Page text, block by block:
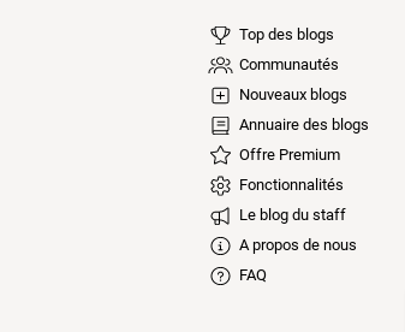
Top des blogs
Communautés
Nouveaux blogs
Annuaire des blogs
Offre Premium
Fonctionnalités
Le blog du staff
A propos de nous
FAQ